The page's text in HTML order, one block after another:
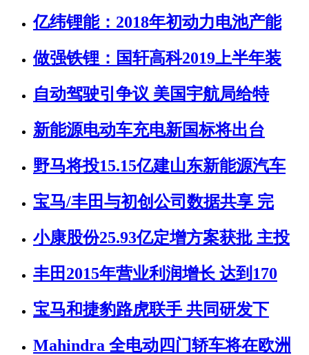
亿纬锂能：2018年初动力电池产能
做强铁锂：国轩高科2019上半年装
自动驾驶引争议 美国宇航局给特
新能源电动车充电新国标将出台
野马将投15.15亿建山东新能源汽车
宝马/丰田与初创公司数据共享 完
小康股份25.93亿定增方案获批 主投
丰田2015年营业利润增长 达到170
宝马和捷豹路虎联手 共同研发下
Mahindra 全电动四门轿车将在欧洲